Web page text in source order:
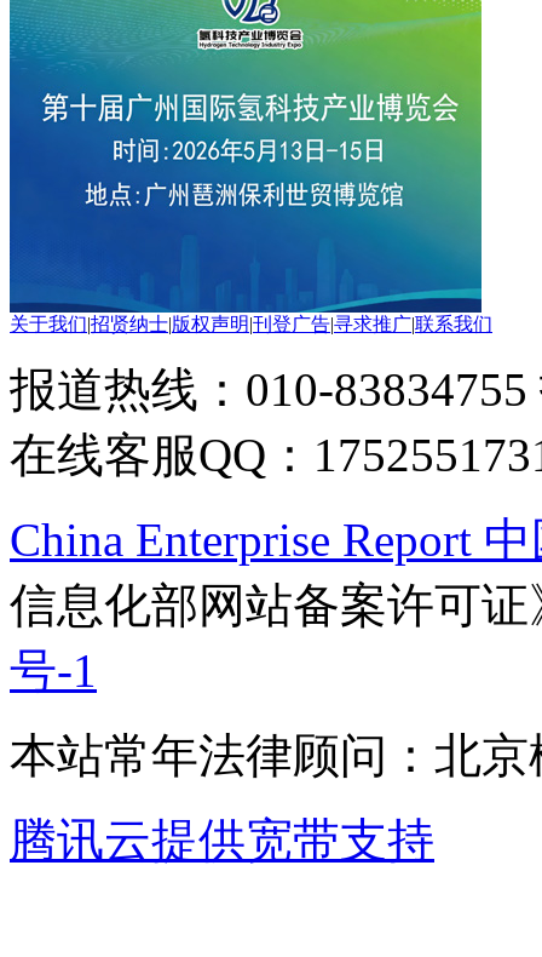
关于我们|招贤纳士|版权声明|刊登广告|寻求推广|联系我们
报道热线：010-83834755
在线客服QQ：
China Enterprise Report
信息化部网站备案许可
号-1
本站常年法律顾问：北
腾讯云提供宽带支持